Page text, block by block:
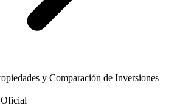
y Comparación de Inversiones